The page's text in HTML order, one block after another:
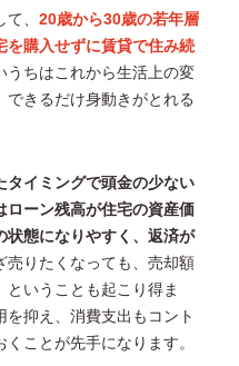
、 20歳から30歳の若年層
を購入せずに賃貸で住み続
うちはこれから生活上の変
きるだけ身動きがとれる
タイミングで頭金の少ない
ローン残高が住宅の資産価
状態になりやすく、返済が
売りたくなっても、売却額
いうことも起こり得ま
抑え、消費支出もコント
ことが先手になります。